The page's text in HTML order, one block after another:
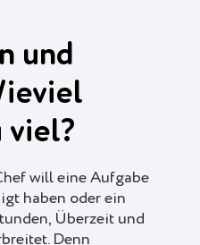
und
viel?
will eine Aufgabe
haben oder ein
Überzeit und
Denn